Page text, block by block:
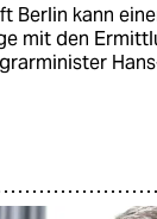
Berlin kann
mit den